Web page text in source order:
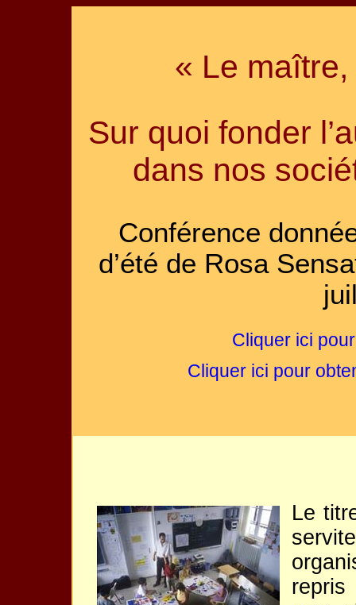
« Le
Sur quoi fonder
dans nos
Conférence
d’été de Rosa
Cliquer ici
Cliquer ici pour
Le